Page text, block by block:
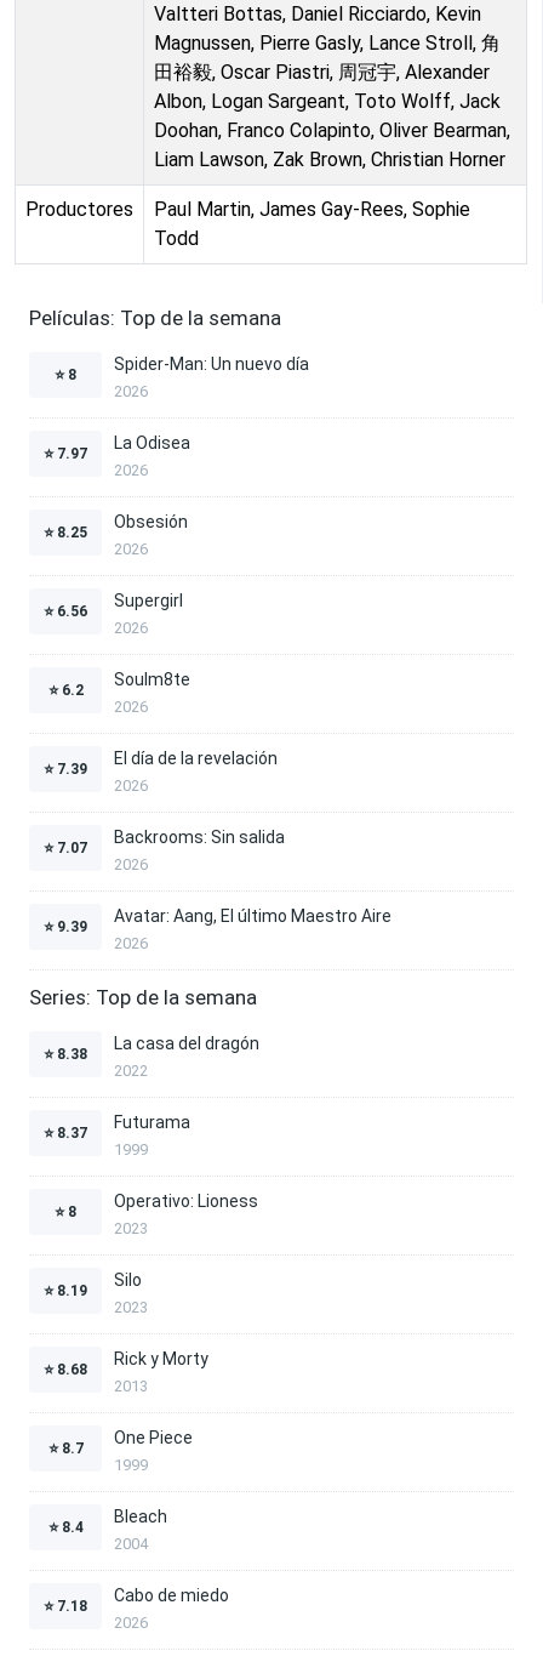
Valtteri Bottas, Daniel Ricciardo, Kevin
Magnussen, Pierre Gasly, Lance Stroll, 角
田裕毅, Oscar Piastri, 周冠宇, Alexander
Albon, Logan Sargeant, Toto Wolff, Jack
Doohan, Franco Colapinto, Oliver Bearman,
Liam Lawson, Zak Brown, Christian Horner
Productores
Paul Martin, James Gay-Rees, Sophie
Todd
Películas: Top de la semana
⭐ 8
Spider-Man: Un nuevo día
2026
⭐ 7.97
La Odisea
2026
⭐ 8.25
Obsesión
2026
⭐ 6.56
Supergirl
2026
⭐ 6.2
Soulm8te
2026
⭐ 7.39
El día de la revelación
2026
⭐ 7.07
Backrooms: Sin salida
2026
⭐ 9.39
Avatar: Aang, El último Maestro Aire
2026
Series: Top de la semana
⭐ 8.38
La casa del dragón
2022
⭐ 8.37
Futurama
1999
⭐ 8
Operativo: Lioness
2023
⭐ 8.19
Silo
2023
⭐ 8.68
Rick y Morty
2013
⭐ 8.7
One Piece
1999
⭐ 8.4
Bleach
2004
⭐ 7.18
Cabo de miedo
2026